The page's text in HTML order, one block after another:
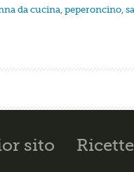
da cucina, peperoncino,
sito
Ricette